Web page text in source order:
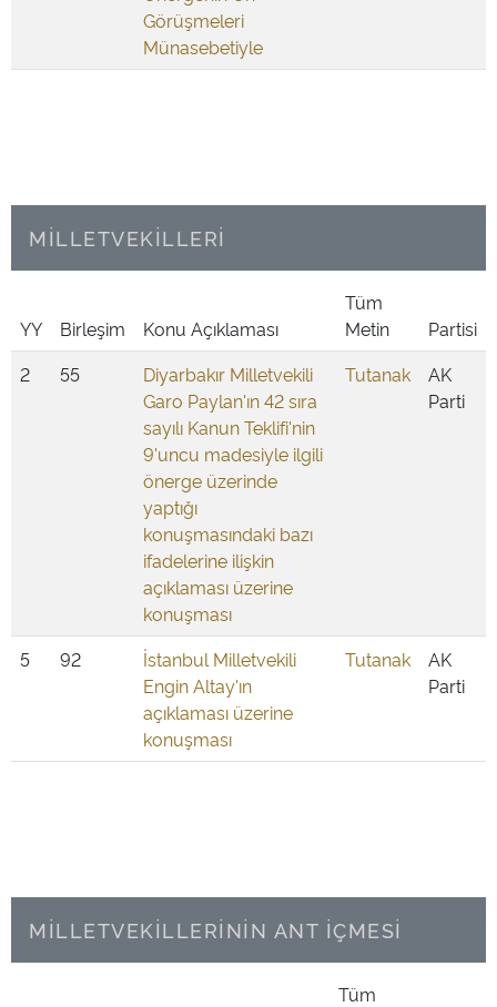
Görüşmeleri
Münasebetiyle
MİLLETVEKİLLERİ
YY Birleşim Konu Açıklaması
Tüm
Metin
Partisi
2
55
Diyarbakır Milletvekili
Garo Paylan'ın 42 sıra
sayılı Kanun Teklifi'nin
9'uncu madesiyle ilgili
önerge üzerinde
yaptığı
konuşmasındaki bazı
ifadelerine ilişkin
açıklaması üzerine
konuşması
Tutanak
AK
Parti
5 92
İstanbul Milletvekili
Engin Altay'ın
açıklaması üzerine
konuşması
Tutanak
AK
Parti
MİLLETVEKİLLERİNİN ANT İÇMESİ
Tüm